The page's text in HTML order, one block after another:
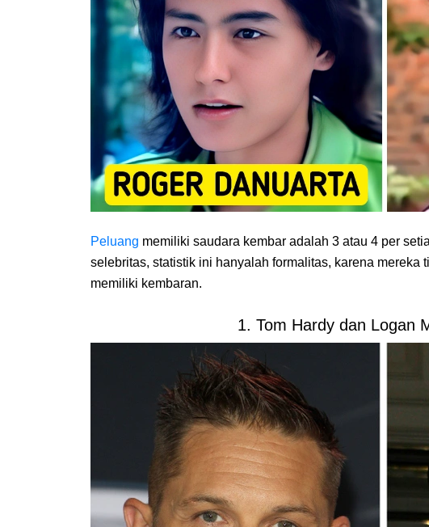
Peluang memiliki saudara kembar adalah 3 atau 4 per
selebritas, statistik ini hanyalah formalitas, karena mereka
memiliki kembaran.
1. Tom Hardy dan Logan